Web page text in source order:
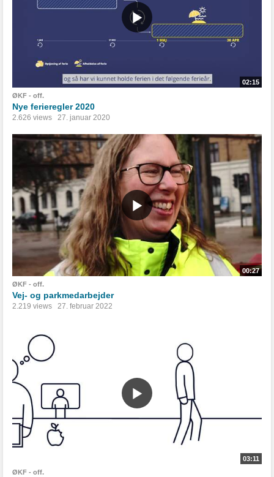
02:15
ØKF - off.
Nye ferieregler 2020
2.626 views 27. januar 2020
00:27
ØKF - off.
Vej- og parkmedarbejder
2.219 views 27. februar 2022
03:11
ØKF - off.